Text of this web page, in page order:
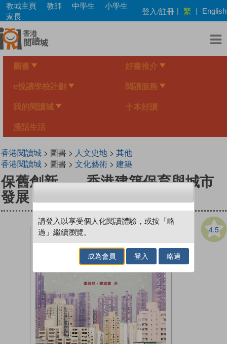
Skip
main
content
教城主頁 教師 中學生
小學生
家長
登入/註冊 | 繁 | English
圖書 好書推介
e悅讀學校計劃 閱讀服務
我的閱讀城 十本好讀
漫話生活
香港閱讀城> 圖書 > 人文史地> 其他
香港閱讀城> 圖書 > 文化藝術> 建築
保舊創新——香港建築保育與城市
發展
4.5
請登入以享受個人化閱讀體驗，或按「略
過」繼續瀏覽。
成為會員 登入 略過